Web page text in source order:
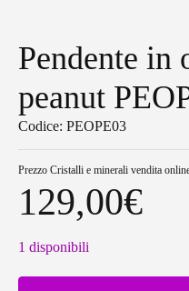
Pendente in
peanut
Codice: PEOPE03
Prezzo Cristalli e minerali vendita
129,00€
1 disponibili